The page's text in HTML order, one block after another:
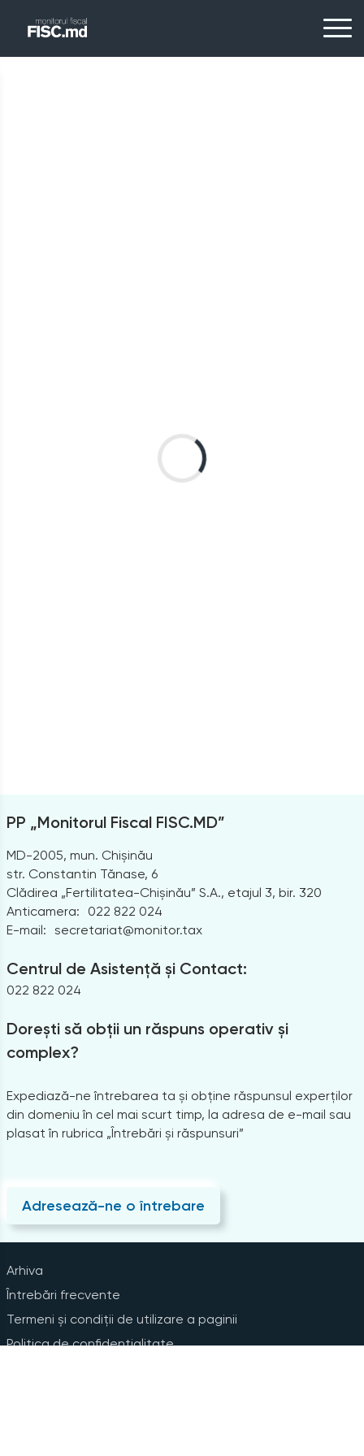
PP „Monitorul Fiscal FISC.MD”
MD-2005, mun. Chișinău
str. Constantin Tănase, 6
Clădirea „Fertilitatea-Chișinău” S.A., etajul 3, bir. 320
Anticamera:
022 822 024
E-mail: secretariat@monitor.tax
Centrul de Asistență și Contact:
022 822 024
Dorești să obții un răspuns operativ și
complex?
Expediază-ne întrebarea ta și obține răspunsul experților
din domeniu în cel mai scurt timp, la adresa de e-mail sau
plasat în rubrica „Întrebări și răspunsuri”
Adresează-ne o întrebare
Arhiva
Întrebări frecvente
Termeni și condiții de utilizare a paginii
Politica de confidențialitate